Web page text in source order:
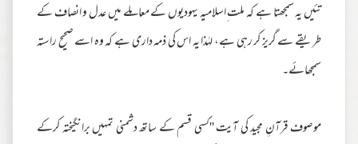
تئیں یہ سمجھتا ہے کہ ملت ِاسلامیہ یہودیوں کے معاملے میں عدل و انصاف کے
طریقے سے گریز کر رہی ہے، لہٰذا یہ اس کی ذمہ داری ہے کہ وہ اسے صحیح راستہ
سمجھائے۔
موصوف قرآنِ مجید کی آیت ''کسی قسم کے ساتھ دشمنی تمہیں برانگیختہ کرکے